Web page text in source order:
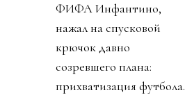
ФИФА Инфантино,
нажал на спусковой
крючок давно
созревшего плана:
прихватизация футбола.